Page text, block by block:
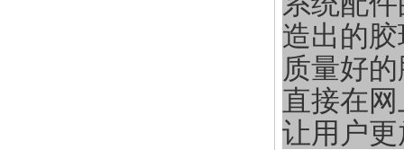
造出的
质量好
直接在
让用户